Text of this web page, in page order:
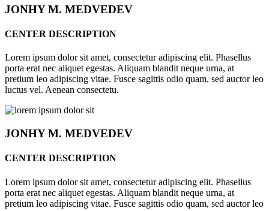
JONHYM. MEDVEDEV
CENTER DESCRIPTION
Lorem ipsum dolor sit amet, consectetur adipiscing elit. Phasellus
porta erat nec aliquet egestas. Aliquam blandit neque urna, at
pretium leo adipiscing vitae. Fusce sagittis odio quam, sed auctor leo
luctus vel. Aenean consectetu.
JONHYM. MEDVEDEV
CENTER DESCRIPTION
Lorem ipsum dolor sit amet, consectetur adipiscing elit. Phasellus
porta erat nec aliquet egestas. Aliquam blandit neque urna, at
pretium leo adipiscing vitae. Fusce sagittis odio quam, sed auctor leo